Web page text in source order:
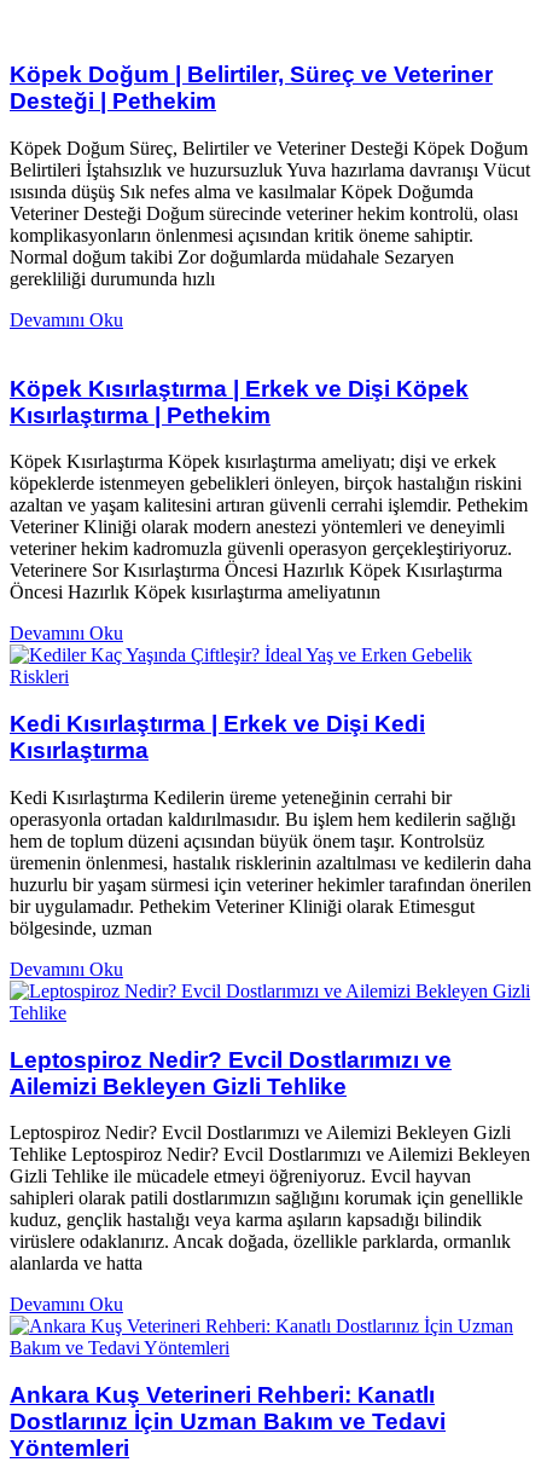
Köpek Doğum | Belirtiler, Süreç ve Veteriner
Desteği | Pethekim
Köpek Doğum Süreç, Belirtiler ve Veteriner Desteği Köpek Doğum
Belirtileri İştahsızlık ve huzursuzluk Yuva hazırlama davranışı Vücut
ısısında düşüş Sık nefes alma ve kasılmalar Köpek Doğumda
Veteriner Desteği Doğum sürecinde veteriner hekim kontrolü, olası
komplikasyonların önlenmesi açısından kritik öneme sahiptir.
Normal doğum takibi Zor doğumlarda müdahale Sezaryen
gerekliliği durumunda hızlı
Devamını Oku
Köpek Kısırlaştırma | Erkek ve Dişi Köpek
Kısırlaştırma | Pethekim
Köpek Kısırlaştırma Köpek kısırlaştırma ameliyatı; dişi ve erkek
köpeklerde istenmeyen gebelikleri önleyen, birçok hastalığın riskini
azaltan ve yaşam kalitesini artıran güvenli cerrahi işlemdir. Pethekim
Veteriner Kliniği olarak modern anestezi yöntemleri ve deneyimli
veteriner hekim kadromuzla güvenli operasyon gerçekleştiriyoruz.
Veterinere Sor Kısırlaştırma Öncesi Hazırlık Köpek Kısırlaştırma
Öncesi Hazırlık Köpek kısırlaştırma ameliyatının
Devamını Oku
Kedi Kısırlaştırma | Erkek ve Dişi Kedi
Kısırlaştırma
Kedi Kısırlaştırma Kedilerin üreme yeteneğinin cerrahi bir
operasyonla ortadan kaldırılmasıdır. Bu işlem hem kedilerin sağlığı
hem de toplum düzeni açısından büyük önem taşır. Kontrolsüz
üremenin önlenmesi, hastalık risklerinin azaltılması ve kedilerin daha
huzurlu bir yaşam sürmesi için veteriner hekimler tarafından önerilen
bir uygulamadır. Pethekim Veteriner Kliniği olarak Etimesgut
bölgesinde, uzman
Devamını Oku
Leptospiroz Nedir? Evcil Dostlarımızı ve
Ailemizi Bekleyen Gizli Tehlike
Leptospiroz Nedir? Evcil Dostlarımızı ve Ailemizi Bekleyen Gizli
Tehlike Leptospiroz Nedir? Evcil Dostlarımızı ve Ailemizi Bekleyen
Gizli Tehlike ile mücadele etmeyi öğreniyoruz. Evcil hayvan
sahipleri olarak patili dostlarımızın sağlığını korumak için genellikle
kuduz, gençlik hastalığı veya karma aşıların kapsadığı bilindik
virüslere odaklanırız. Ancak doğada, özellikle parklarda, ormanlık
alanlarda ve hatta
Devamını Oku
Ankara Kuş Veterineri Rehberi: Kanatlı
Dostlarınız İçin Uzman Bakım ve Tedavi
Yöntemleri